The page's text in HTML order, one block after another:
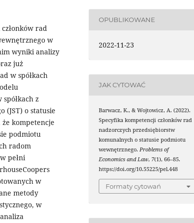
rad
w
wyniki analizy
już
w spółkach
z
(JST) o statusie
kompetencje
podmiotu
radom
pełni
w
metody
w
OPUBLIKOWANE
2022-11-23
JAK CYTOWAĆ
Barwacz, K., & Wojtowicz, A. (2022).
Specyfika kompetencji członków rad
nadzorczych przedsiębiorstw
komunalnych o statusie podmiotu
wewnętrznego. Problems of
Economics and Law, 7(1), 66–85.
https://doi.org/10.55225/pel.448
Formaty cytowań